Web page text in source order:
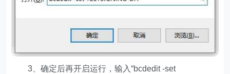
3、确定后再开启运行，输入“bcdedit -set